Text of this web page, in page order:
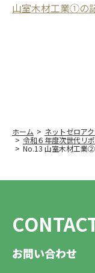
山室木材工業①の
ホーム ネットゼロア
令和６年度次世代リ
No.13 山室木材工業②
お問い合わせ